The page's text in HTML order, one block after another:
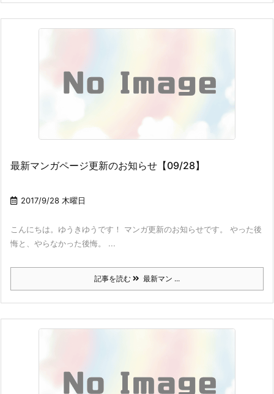
最新マンガページ更新のお知らせ【09/28】
2017/9/28 木曜日
こんにちは。ゆうきゆうです！ マンガ更新のお知らせです。 やった後
悔と、やらなかった後悔。 ...
記事を読む 最新マン ...